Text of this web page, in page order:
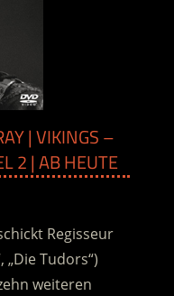
| VIKINGS –
2 | AB HEUTE
Regisseur
„Die Tudors“)
weiteren